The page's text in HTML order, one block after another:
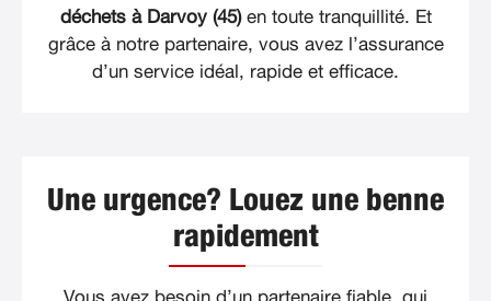
déchets à Darvoy (45)en toute tranquillité. Et
grâce à notre partenaire, vous avez l’assurance
d’un service idéal, rapide et efficace.
Une urgence? Louez une benne
rapidement
Vous avez besoin d’un partenaire fiable, qui